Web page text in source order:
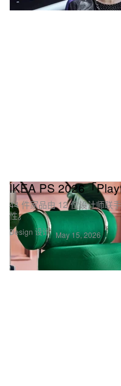
Design 设计
IKEA PS 2026「
44 件家品由 12 位设计师联
性。
May 15, 2026